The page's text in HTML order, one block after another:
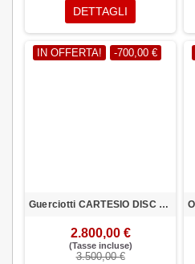
DETTAGLI
IN OFFERTA! -700,00 €
Guerciotti CARTESIO DISC CAD303 Taglia M Rossa Ultegra 8020 Ruote Vision
2.800,00 €
(Tasse incluse)
3.500,00 €